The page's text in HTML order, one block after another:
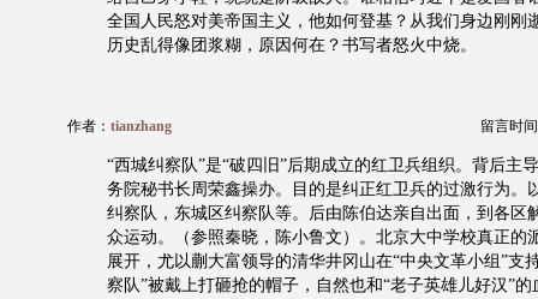
全国人民怒对美帝国主义，他如何登基？从我们身边刚刚
历史乱得像团浆糊，原因何在？书写者怒火中烧。
作者： tianzhang 留言时
“西城纠察队”是“破四旧”后期成立的红卫兵组织。背后主
务院秘书长周荣鑫操办。目的是纠正红卫兵的过激行为。
纠察队，东城区纠察队等。后由陈伯达亲自出面，到各区
众运动。（参照秦晓，陈小鲁文）。北京大中学校真正的
展开，尤以蒯大富领导的清华井冈山在“中央文革小组”支
察队”被戴上打砸抢的帽子，自然也和“老子英雄儿好汉”